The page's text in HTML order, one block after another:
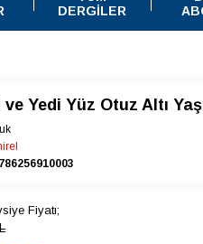
DERGILER
Yedi Yüz Otuz Altı
Fiyatı;